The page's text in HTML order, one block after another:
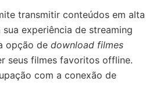
transmitir conteúdos em alta
experiência de streaming
opção de download filmes
seus filmes favoritos offline.
com a conexão de